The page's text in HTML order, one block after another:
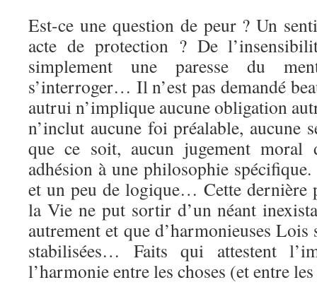
Est-ce une question de peur ? Un
acte de protection ? De
simplement une paresse du
s’interroger… Il n’est pas demandé
autrui n’implique aucune obligation
n’inclut aucune foi préalable, aucune
que ce soit, aucun jugement moral
adhésion à une philosophie
et un peu de logique… Cette dernière
la Vie ne put sortir d’un néant
autrement et que d’harmonieuses
stabilisées… Faits qui attestent
l’harmonie entre les choses (et entre